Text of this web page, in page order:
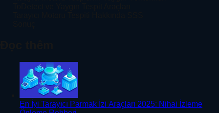
En İyi Tarayıcı Parmak İzi Araçları 2025: Nihai İzleme